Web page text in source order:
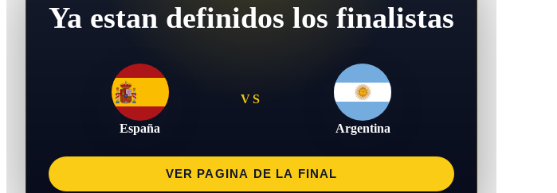
Ya estan definidos los finalistas
España
VS
Argentina
VER PAGINA DE LA FINAL